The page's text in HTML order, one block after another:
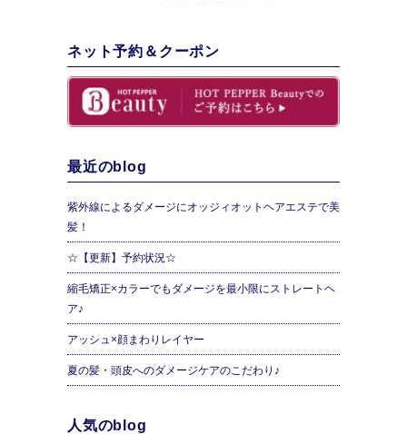
ネット予約＆クーポン
最近のblog
紫外線によるダメージにオッジィオットヘアエステで美
髪！
☆【更新】予約状況☆
縮毛矯正×カラーでもダメージを最小限にストレートヘ
ア♪
アッシュ×顔まわりレイヤー
夏の髪・頭皮へのダメージケアのこだわり♪
人気のblog